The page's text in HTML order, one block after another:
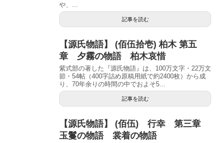
や、...
記事を読む
【源氏物語】 (佰伍拾壱) 柏木 第五
章 夕霧の物語 柏木哀惜
紫式部の著した『源氏物語』は、100万文字・22万文
節・54帖（400字詰め原稿用紙で約2400枚）から成
り、70年余りの時間の中でおよそ5...
記事を読む
【源氏物語】 (佰伍) 行幸 第三章
玉鬘の物語 裳着の物語